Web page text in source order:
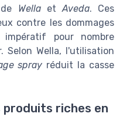
WellaetAveda. Ces
contre les dommages
pour nombre
Wella, l'utilisation
spray réduit la casse
produits riches en